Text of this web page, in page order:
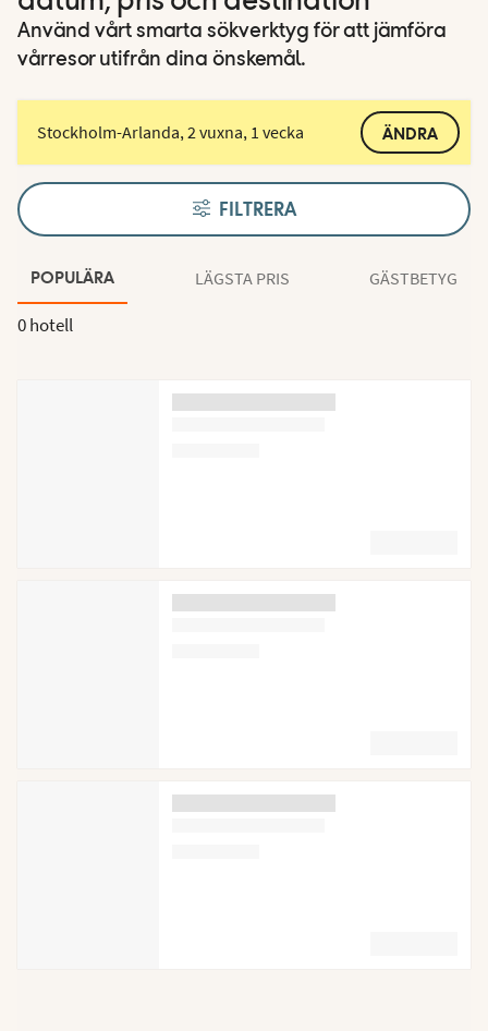
Använd vårt smarta sökverktyg för att jämföra
vårresor utifrån dina önskemål.
Stockholm-Arlanda, 2 vuxna, 1 vecka ÄNDRA
FILTRERA
POPULÄRA LÄGSTA PRIS GÄSTBETYG
0 hotell